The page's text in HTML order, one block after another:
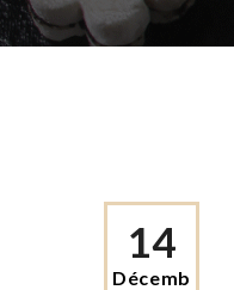
14
Décemb